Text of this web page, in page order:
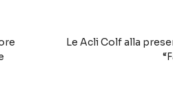
Le Acli Colf alla